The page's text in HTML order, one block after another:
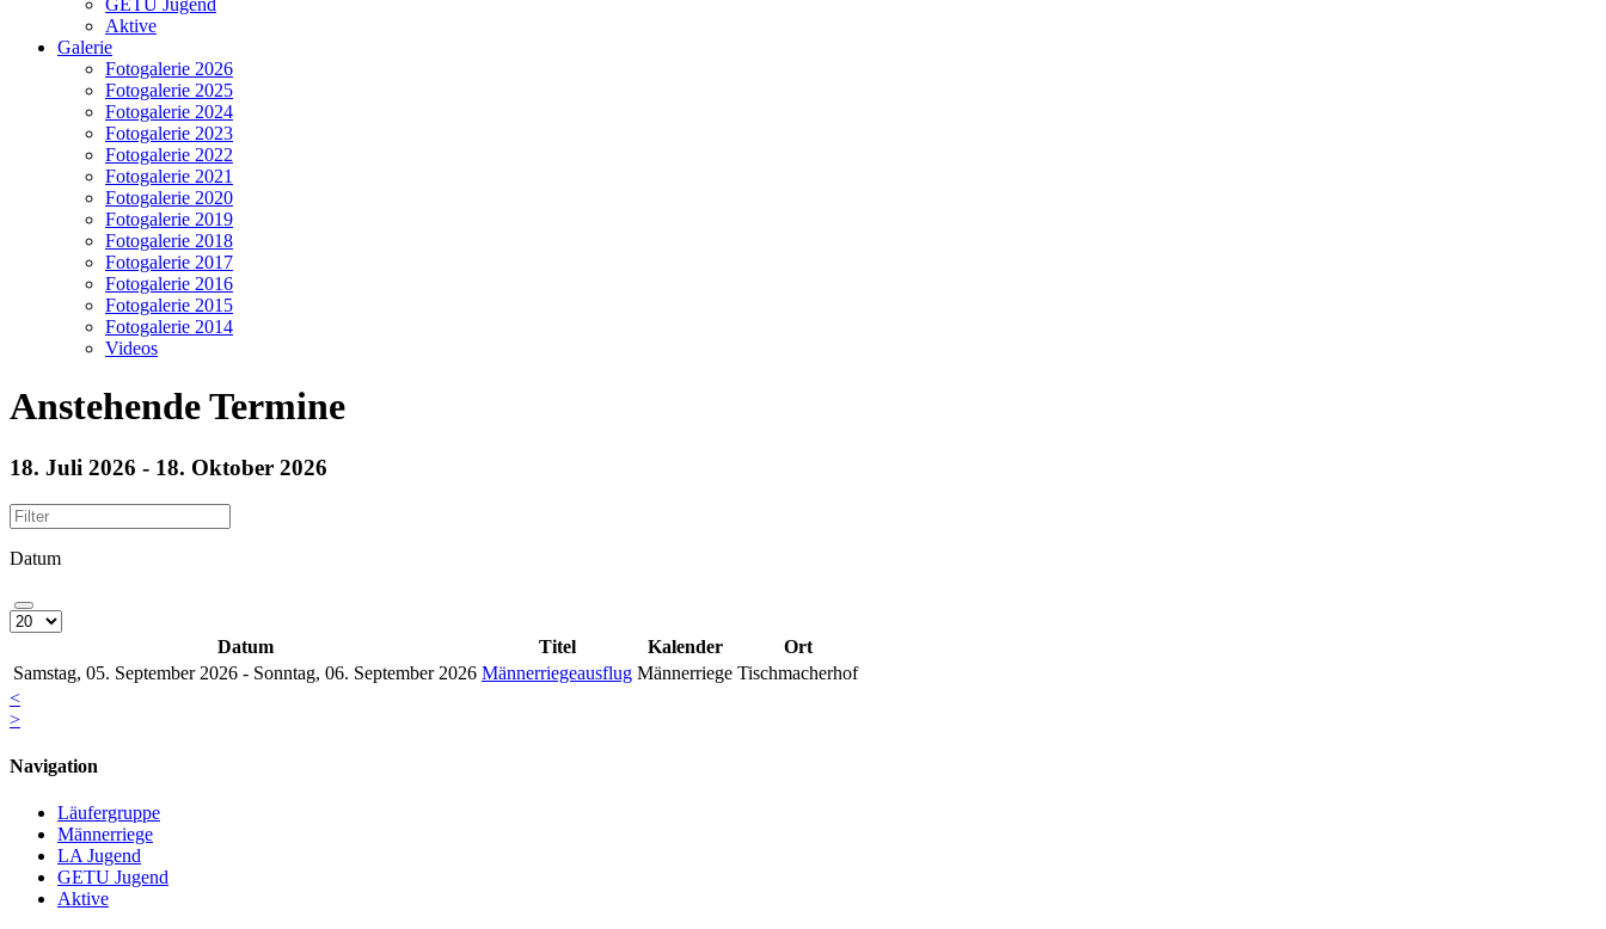
GETU Jugend
Aktive
Galerie
Fotogalerie 2026
Fotogalerie 2025
Fotogalerie 2024
Fotogalerie 2023
Fotogalerie 2022
Fotogalerie 2021
Fotogalerie 2020
Fotogalerie 2019
Fotogalerie 2018
Fotogalerie 2017
Fotogalerie 2016
Fotogalerie 2015
Fotogalerie 2014
Videos
Anstehende Termine
18. Juli 2026 - 18. Oktober 2026
Datum
Datum Titel Kalender
Ort
Samstag, 05. September 2026 - Sonntag, 06. September 2026 Männerriegeausflug Männerriege Tischmacherhof
<
>
Navigation
Läufergruppe
Männerriege
LA Jugend
GETU Jugend
Aktive